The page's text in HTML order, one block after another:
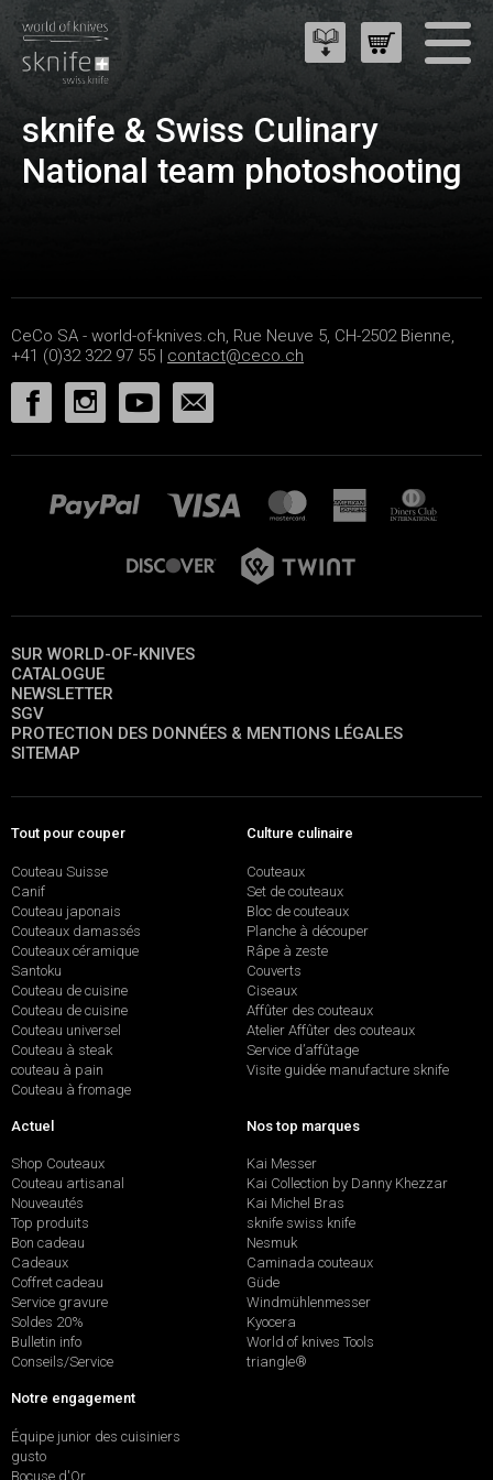
sknife & Swiss Culinary
National team photoshooting
CeCo SA - world-of-knives.ch, Rue Neuve 5, CH-2502 Bienne,
+41 (0)32 322 97 55 | contact@ceco.ch
SUR WORLD-OF-KNIVES
CATALOGUE
NEWSLETTER
SGV
PROTECTION DES DONNÉES & MENTIONS LÉGALES
SITEMAP
Tout pour couper
Couteau Suisse
Canif
Couteau japonais
Couteaux damassés
Couteaux céramique
Santoku
Couteau de cuisine
Couteau de cuisine
Couteau universel
Couteau à steak
couteau à pain
Couteau à fromage
Culture culinaire
Couteaux
Set de couteaux
Bloc de couteaux
Planche à découper
Râpe à zeste
Couverts
Ciseaux
Affûter des couteaux
Atelier Affûter des couteaux
Service d’affûtage
Visite guidée manufacture sknife
Actuel
Shop Couteaux
Couteau artisanal
Nouveautés
Top produits
Bon cadeau
Cadeaux
Coffret cadeau
Service gravure
Soldes 20%
Bulletin info
Conseils/Service
Nos top marques
Kai Messer
Kai Collection by Danny Khezzar
Kai Michel Bras
sknife swiss knife
Nesmuk
Caminada couteaux
Güde
Windmühlenmesser
Kyocera
World of knives Tools
triangle®
Notre engagement
Équipe junior des cuisiniers
gusto
Bocuse d'Or